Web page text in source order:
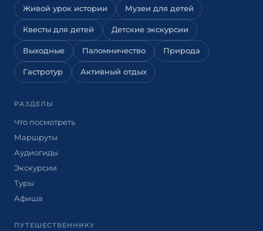
Живой урок истории Музеи для детей
Квесты для детей Детские экскурсии
Выходные Паломничество Природа
Гастротур Активный отдых
РАЗДЕЛЫ
Что посмотреть
Маршруты
Аудиогиды
Экскурсии
Туры
Афиша
ПУТЕШЕСТВЕННИКУ